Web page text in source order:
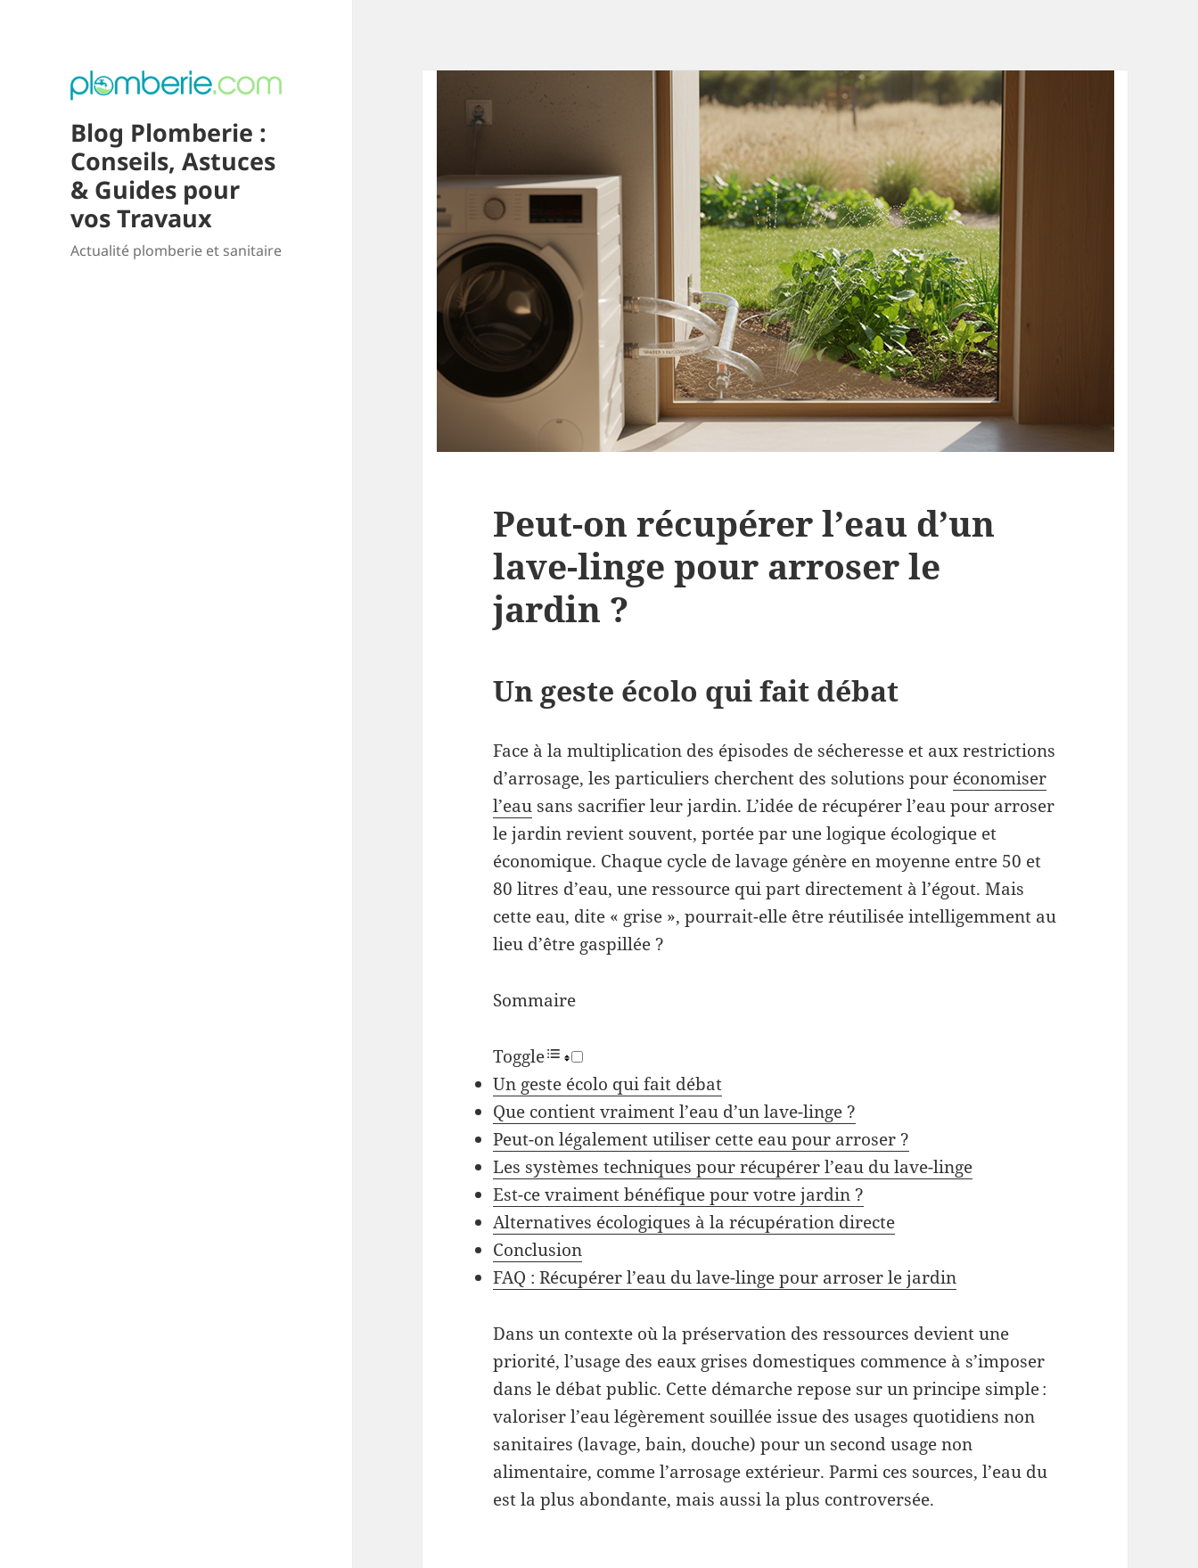
Blog Plomberie :
Conseils, Astuces
& Guides pour
vos Travaux
Actualité plomberie et sanitaire
Peut-on récupérer l’eau d’un
lave-linge pour arroser le
jardin ?
Un geste écolo qui fait débat
Face à la multiplication des épisodes de sécheresse et aux restrictions
d’arrosage, les particuliers cherchent des solutions pour économiser
l’eau sans sacrifier leur jardin. L’idée de récupérer l’eau pour arroser
le jardin revient souvent, portée par une logique écologique et
économique. Chaque cycle de lavage génère en moyenne entre 50 et
80 litres d’eau, une ressource qui part directement à l’égout. Mais
cette eau, dite « grise », pourrait-elle être réutilisée intelligemment au
lieu d’être gaspillée ?
Sommaire
Toggle
Un geste écolo qui fait débat
Que contient vraiment l’eau d’un lave-linge ?
Peut-on légalement utiliser cette eau pour arroser ?
Les systèmes techniques pour récupérer l’eau du lave-linge
Est-ce vraiment bénéfique pour votre jardin ?
Alternatives écologiques à la récupération directe
Conclusion
FAQ : Récupérer l’eau du lave-linge pour arroser le jardin
Dans un contexte où la préservation des ressources devient une
priorité, l’usage des eaux grises domestiques commence à s’imposer
dans le débat public. Cette démarche repose sur un principe simple :
valoriser l’eau légèrement souillée issue des usages quotidiens non
sanitaires (lavage, bain, douche) pour un second usage non
alimentaire, comme l’arrosage extérieur. Parmi ces sources, l’eau du
est la plus abondante, mais aussi la plus controversée.